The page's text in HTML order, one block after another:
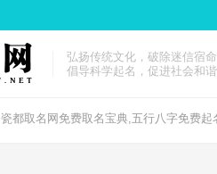
弘扬传统文化，破除迷信宿命
倡导科学起名，促进社会和谐
瓷都取名网免费取名宝典,五行八字免费起